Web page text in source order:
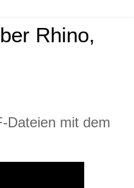
Rhino,
Dateien mit dem